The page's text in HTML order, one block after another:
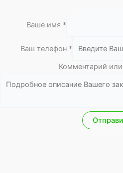
Ваше имя *
Ваш телефон *
и
о
м
Комментарий